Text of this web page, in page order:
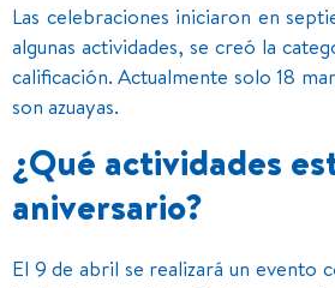
Las celebraciones iniciaron en
algunas actividades, se creó la
calificación. Actualmente solo 18
son azuayas.
¿Qué actividades
aniversario?
El 9 de abril se realizará un evento